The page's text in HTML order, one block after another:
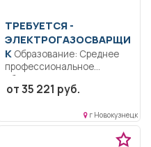
ТРЕБУЕТСЯ -
ЭЛЕКТРОГАЗОСВАРЩИ
КОбразование: Среднее
профессиональное
образование.. Проводит
сварочные работы
от 35 221 руб.
г Новокузнецк